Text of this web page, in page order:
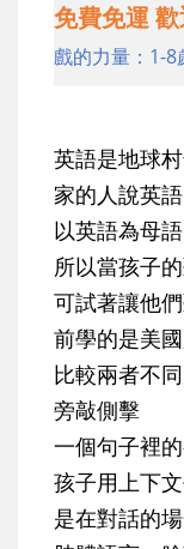
免費免運
戲的力量：1-8
英語是地球
家的人說英
以英語為母
所以當孩子
可試著讓他
前學的是美
比較兩者不同
旁敲側擊
一個句子裡
孩子用上下
是在對話的